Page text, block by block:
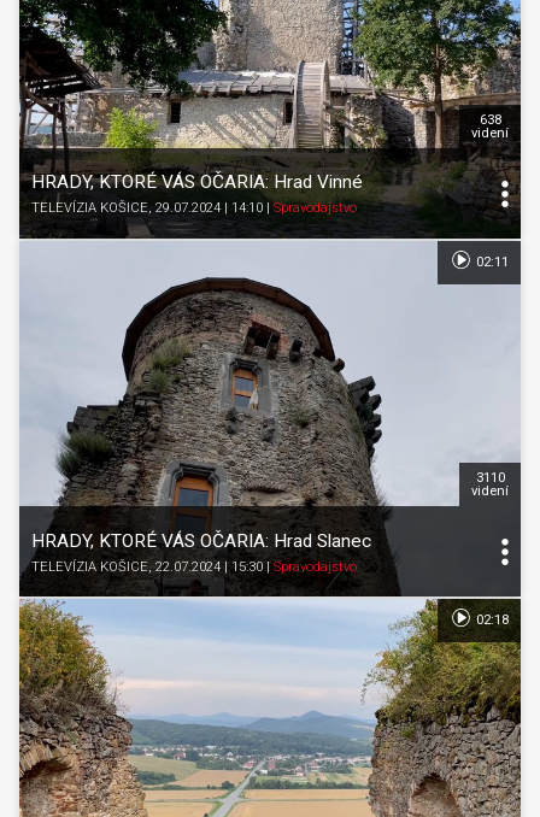
HRADY, KTORÉ VÁS OČARIA: Hrad Vinné
TELEVÍZIA KOŠICE, 29.07.2024 | 14:10 Spravodajstvo
638
videní
HRADY, KTORÉ VÁS OČARIA: Hrad Slanec
TELEVÍZIA KOŠICE , 22.07.2024 | 15:30|Spravodajstvo
3110
videní
02:11
02:18